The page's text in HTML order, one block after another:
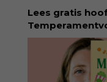
korting met
Lees gratis
van pedagoog
aan kennis en
verkochte